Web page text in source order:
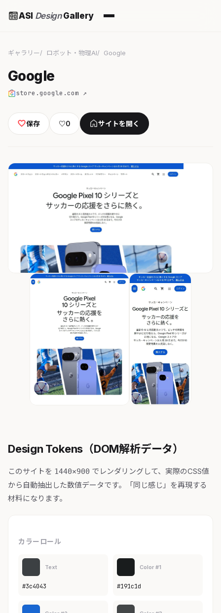
ASI DesignGallery
ギャラリー ロボット・物理AI Google
Google
store.google.com ↗
保存 ♡0 サイトを開く
Design Tokens（DOM解析データ）
このサイトを 1440×900 でレンダリングして、実際のCSS値
から自動抽出した数値データです。「同じ感じ」を再現する
材料になります。
カラーロール
Text
#3c4043
Color #1
#191c1d